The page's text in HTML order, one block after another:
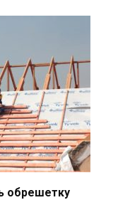
обрешетку